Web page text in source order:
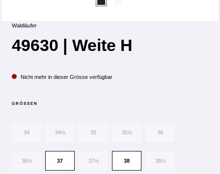
Waldläufer
49630 | Weite H
Nicht mehr in dieser Grösse verfügbar
GRÖSSEN
34 34½ 35 35½ 36
36½ 37 37½ 38 38½